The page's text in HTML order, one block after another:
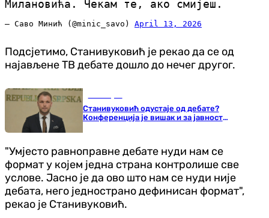
Милановића. Чекам те, ако смијеш.
— Саво Минић (@minic_savo) April 13, 2026
Подсјетимо, Станивуковић је рекао да се од
најављене ТВ дебате дошло до нечег другог.
Станивуковић одустаје од дебате?
Конференција је вишак и за јавност
"Умјесто равноправне дебате нуди нам се
формат у којем једна страна контролише све
услове. Јасно је да ово што нам се нуди није
дебата, него једнострано дефинисан формат",
рекао је Станивуковић.